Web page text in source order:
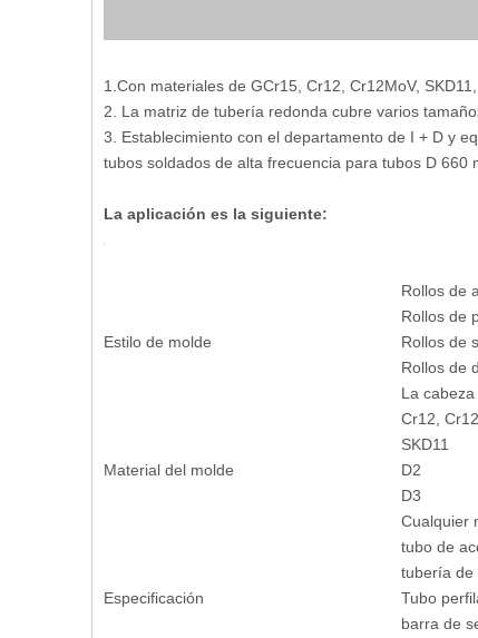
1.Con materiales de GCr15, Cr12, Cr12MoV,
2. La matriz de tubería redonda cubre varios
3. Establecimiento con el departamento de I + D y
tubos soldados de alta frecuencia para tubos D
La aplicación es la siguiente:
Estilo de molde
Rollos de
Rollos de
Rollos de
Rollos de
La
Material del molde
Cr12,
SKD11
D2
D3
Cualquier
Especificación
tubo de
tubería de
Tubo
barra de